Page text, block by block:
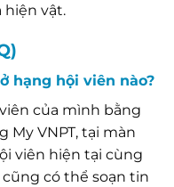
hiện vật.
hạng hội viên nào?
của mình bằng
My VNPT, tại màn
viên hiện tại cùng
cũng có thể soạn tin